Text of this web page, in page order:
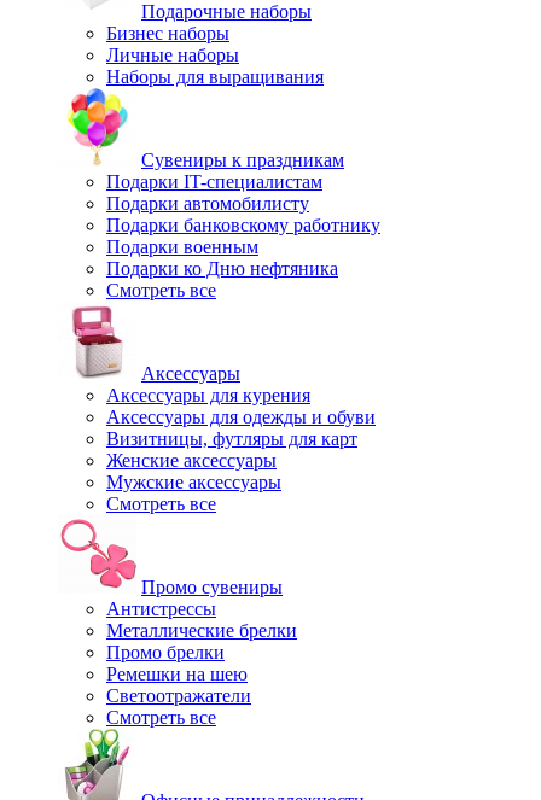
Подарочные наборы
Бизнес наборы
Личные наборы
Наборы для выращивания
Сувениры к праздникам
Подарки IT-специалистам
Подарки автомобилисту
Подарки банковскому работнику
Подарки военным
Подарки ко Дню нефтяника
Смотреть все
Аксессуары
Аксессуары для курения
Аксессуары для одежды и обуви
Визитницы, футляры для карт
Женские аксессуары
Мужские аксессуары
Смотреть все
Промо сувениры
Антистрессы
Металлические брелки
Промо брелки
Ремешки на шею
Светоотражатели
Смотреть все